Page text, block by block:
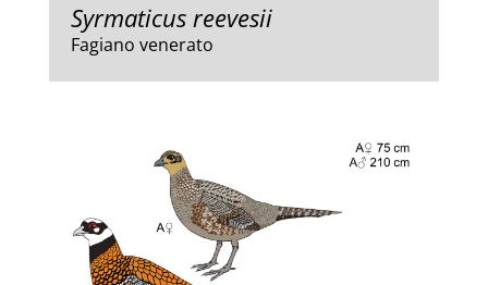
Syrmaticus reevesii
Fagiano venerato